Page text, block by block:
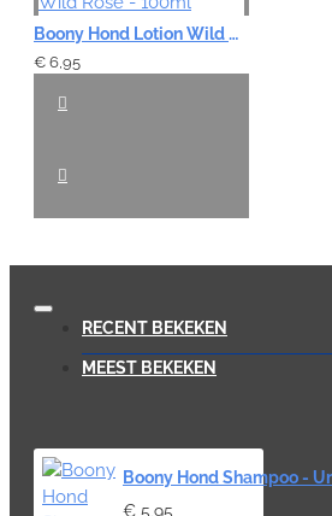
Boony Hond Lotion Wild Rose - 100ml
€ 6,95
RECENT BEKEKEN
MEEST BEKEKEN
Boony Hond Shampoo -
€ 5,95